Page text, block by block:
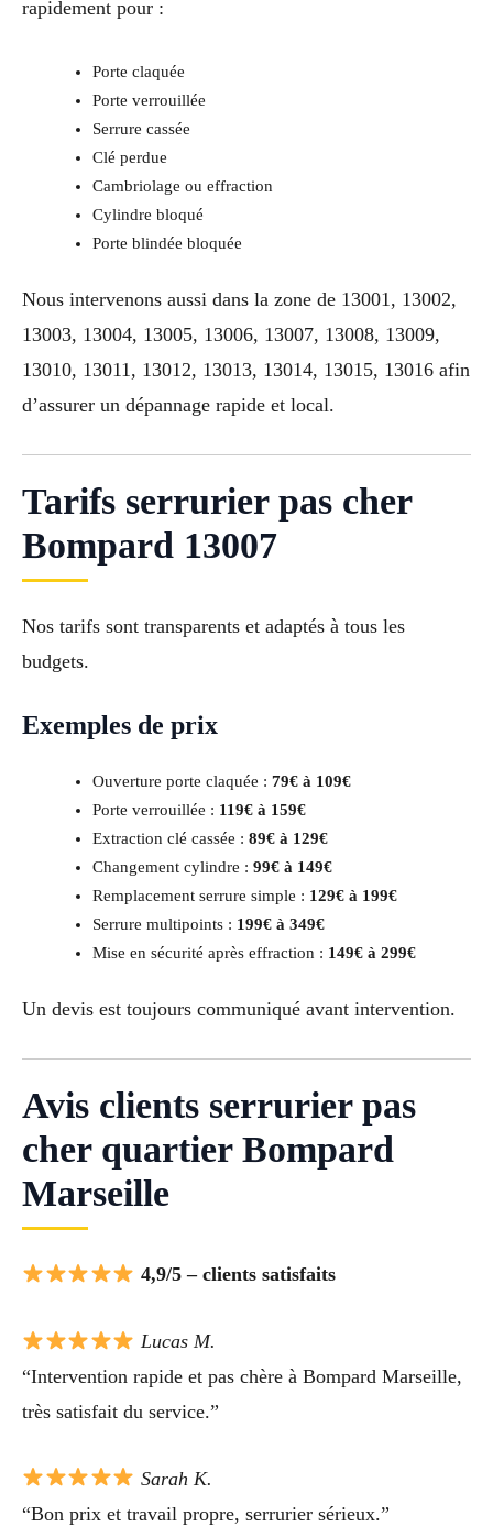
rapidement pour :
Porte claquée
Porte verrouillée
Serrure cassée
Clé perdue
Cambriolage ou effraction
Cylindre bloqué
Porte blindée bloquée
Nous intervenons aussi dans la zone de 13001, 13002,
13003, 13004, 13005, 13006, 13007, 13008, 13009,
13010, 13011, 13012, 13013, 13014, 13015, 13016 afin
d’assurer un dépannage rapide et local.
Tarifs serrurier pas cher
Bompard 13007
Nos tarifs sont transparents et adaptés à tous les
budgets.
Exemples de prix
Ouverture porte claquée : 79€ à 109€
Porte verrouillée : 119€ à 159€
Extraction clé cassée : 89€ à 129€
Changement cylindre : 99€ à 149€
Remplacement serrure simple : 129€ à 199€
Serrure multipoints : 199€ à 349€
Mise en sécurité après effraction : 149€ à 299€
Un devis est toujours communiqué avant intervention.
Avis clients serrurier pas
cher quartier Bompard
Marseille
4,9/5 – clients satisfaits
Lucas M.
“Intervention rapide et pas chère à Bompard Marseille,
très satisfait du service.”
Sarah K.
“Bon prix et travail propre, serrurier sérieux.”